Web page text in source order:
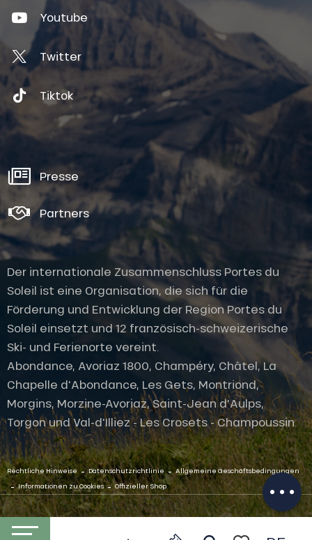
Service
Öffnungen
Per E-Mail
kontaktieren
Youtube
Twitter
Tiktok
Presse
Partners
Der internationale Zusammenschluss Portes du
Soleil ist eine Organisation, die sich für die
Förderung und Entwicklung der Region Portes du
Soleil einsetzt und 12 französisch-schweizerische
Ski- und Ferienorte vereint.
Abondance, Avoriaz 1800, Champéry, Châtel, La
Chapelle d'Abondance, Les Gets, Montriond,
Morgins, Morzine-Avoriaz, Saint-Jean d'Aulps,
Torgon und Val-d'Illiez - Les Crosets - Champoussin.
Rechtliche Hinweise - Datenschutzrichtlinie - Allgemeine Geschäftsbedingungen
- Informationen zu Cookies - Offizieller Shop